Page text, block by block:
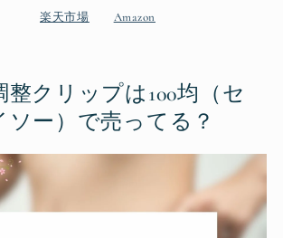
楽天市場 Amazon
クリップは100均（セ
ソー）で売ってる？